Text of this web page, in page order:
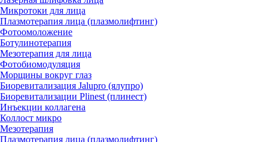
Микротоки для лица
Плазмотерапия лица (плазмолифтинг)
Фотоомоложение
Ботулинотерапия
Мезотерапия для лица
Фотобиомодуляция
Морщины вокруг глаз
Биоревитализация Jalupro (ялупро)
Биоревитализации Plinest (плинест)
Инъекции коллагена
Коллост микро
Мезотерапия
Плазмотерапия лица (плазмолифтинг)